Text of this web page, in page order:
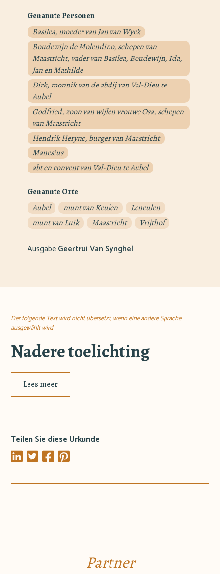
Genannte Personen
Basilea, moeder van Jan van Wyck
Boudewijn de Molendino, schepen van
Maastricht, vader van Basilea, Boudewijn, Ida,
Jan en Mathilde
Dirk, monnik van de abdij van Val-Dieu te
Aubel
Godfried, zoon van wijlen vrouwe Osa, schepen
van Maastricht
Hendrik Herync, burger van Maastricht
Manesius
abt en convent van Val-Dieu te Aubel
Genannte Orte
Aubel
munt van Keulen
Lenculen
munt van Luik
Maastricht Vrijthof
AusgabeGeertrui Van Synghel
Der folgende Text wird nicht übersetzt, wenn eine andere Sprache
ausgewählt wird
Nadere toelichting
Lees meer
Teilen Sie diese Urkunde
Partner